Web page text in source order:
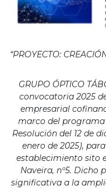
“PROYECTO:
GRUPO ÓPTICO
convocatoria 2025
empresarial
marco del programa
Resolución del 12 de
enero de 2025),
establecimiento sito
Naveira, nº5. Dicho
significativa a la